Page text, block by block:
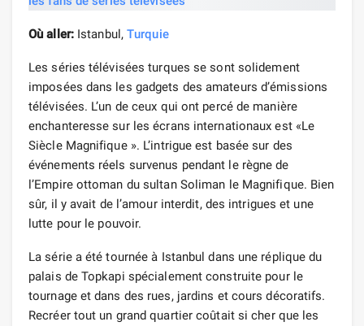
Où aller:Istanbul,Turquie
Les séries télévisées turques se sont solidement
imposées dans les gadgets des amateurs d’émissions
télévisées. L’un de ceux qui ont percé de manière
enchanteresse sur les écrans internationaux est «Le
Siècle Magnifique ». L’intrigue est basée sur des
événements réels survenus pendant le règne de
l’Empire ottoman du sultan Soliman le Magnifique. Bien
sûr, il y avait de l’amour interdit, des intrigues et une
lutte pour le pouvoir.
La série a été tournée à Istanbul dans une réplique du
palais de Topkapi spécialement construite pour le
tournage et dans des rues, jardins et cours décoratifs.
Recréer tout un grand quartier coûtait si cher que les